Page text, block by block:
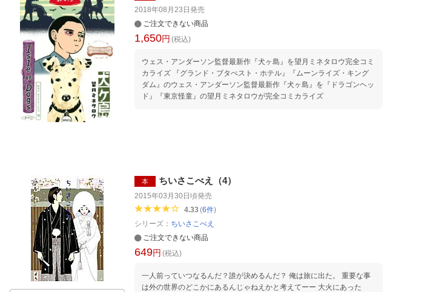
2018年08月23日発売
ご注文できない商品
1,650円 (税込)
ウェス・アンダーソン監督最新作『犬ヶ島』を望月ミネタロウ完全コミ
カライズ 『グランド・ブタぺスト・ホテル』『ムーンライズ・キング
ダム』のウェス・アンダーソン監督最新作『犬ヶ島』を『ドラゴンヘッ
ド』『東京怪童』の望月ミネタロウが完全コミカライズ
本 ちいさこべえ（4）
2015年03月30日頃発売
4.33(6件)
シリーズ： ちいさこべえ
ご注文できない商品
649円 (税込)
一人前っていつなるんだ？誰が決めるんだ？ 俺は旅に出た。 重要な事
は外の世界のどこかにあるんじゃねえかと考えてーー 大火にあった